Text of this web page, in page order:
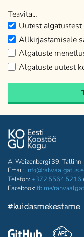
Teavita…
Uutest algatustest
Allkirjastamisele
Algatuste
Algatuste uutest
A. Weizenbergi 39, Tallinn
Email:
Telefon: +372 5564 5216
Facebook: fb.me/